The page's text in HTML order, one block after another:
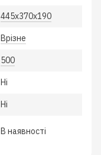
445х370х190
Врiзне
500
Нi
Нi
В наявності